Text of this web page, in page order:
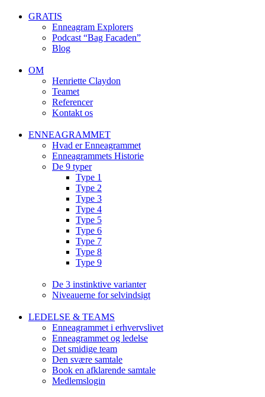
GRATIS
Enneagram Explorers
Podcast “Bag Facaden”
Blog
OM
Henriette Claydon
Teamet
Referencer
Kontakt os
ENNEAGRAMMET
Hvad er Enneagrammet
Enneagrammets Historie
De 9 typer
Type 1
Type 2
Type 3
Type 4
Type 5
Type 6
Type 7
Type 8
Type 9
De 3 instinktive varianter
Niveauerne for selvindsigt
LEDELSE & TEAMS
Enneagrammet i erhvervslivet
Enneagrammet og ledelse
Det smidige team
Den svære samtale
Book en afklarende samtale
Medlemslogin